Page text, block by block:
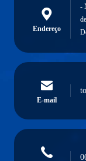
Endereço
-
E-mail